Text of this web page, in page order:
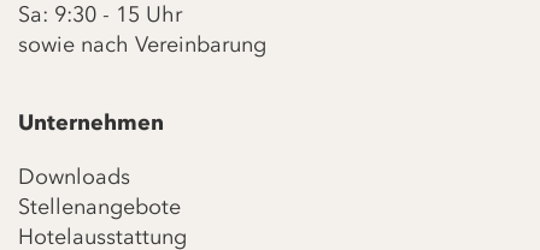
Sa: 9:30 - 15 Uhr
sowie nach Vereinbarung
Unternehmen
Downloads
Stellenangebote
Hotelausstattung